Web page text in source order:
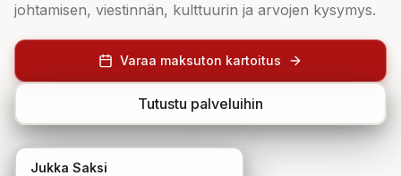
johtamisen, viestinnän, kulttuurin ja arvojen kysymys.
Varaa maksuton kartoitus
Tutustu palveluihin
Jukka Saksi